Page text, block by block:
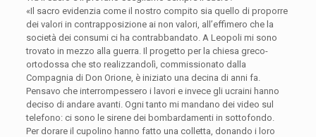
«Il sacro evidenzia come il nostro compito sia quello di proporre
dei valori in contrapposizione ai non valori, all’effimero che la
società dei consumi ci ha contrabbandato. A Leopoli mi sono
trovato in mezzo alla guerra. Il progetto per la chiesa greco-
ortodossa che sto realizzandolì, commissionato dalla
Compagnia di Don Orione, è iniziato una decina di anni fa.
Pensavo che interrompessero i lavori e invece gli ucraini hanno
deciso di andare avanti. Ogni tanto mi mandano dei video sul
telefono: ci sono le sirene dei bombardamenti in sottofondo.
Per dorare il cupolino hanno fatto una colletta, donando i loro